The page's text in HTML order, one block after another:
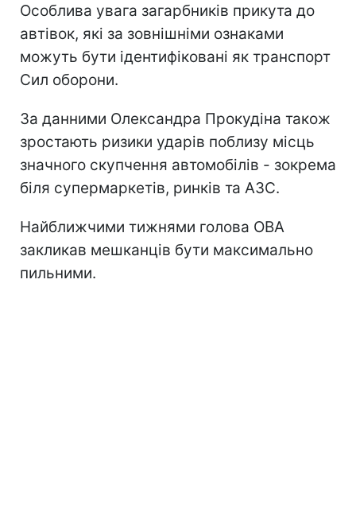
Особлива увага загарбників прикута до
автівок, які за зовнішніми ознаками
можуть бути ідентифіковані як транспорт
Сил оборони.
За данними Олександра Прокудіна також
зростають ризики ударів поблизу місць
значного скупчення автомобілів - зокрема
біля супермаркетів, ринків та АЗС.
Найближчими тижнями голова ОВА
закликав мешканців бути максимально
пильними.